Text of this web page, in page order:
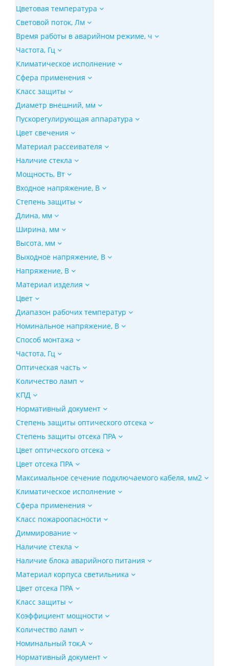
Цветовая температура
Световой поток, Лм
Время работы в аварийном режиме, ч
Частота, Гц
Климатическое исполнение
Сфера применения
Класс защиты
Диаметр внешний, мм
Пускорегулирующая аппаратура
Цвет свечения
Материал рассеивателя
Наличие стекла
Мощность, Вт
Входное напряжение, В
Степень защиты
Длина, мм
Ширина, мм
Высота, мм
Выходное напряжение, В
Напряжение, В
Материал изделия
Цвет
Диапазон рабочих температур
Номинальное напряжение, В
Способ монтажа
Частота, Гц
Оптическая часть
Количество ламп
КПД
Нормативный документ
Степень защиты оптического отсека
Степень защиты отсека ПРА
Цвет оптического отсека
Цвет отсека ПРА
Максимальное сечение подключаемого кабеля, мм2
Климатическое исполнение
Сфера применения
Класс пожароопасности
Диммирование
Наличие стекла
Наличие блока аварийного питания
Материал корпуса светильника
Цвет отсека ПРА
Класс защиты
Коэффициент мощности
Количество ламп
Номинальный ток,А
Нормативный документ